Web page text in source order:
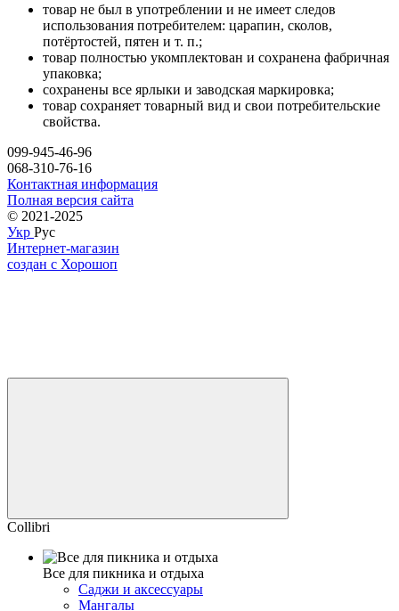
товар не был в употреблении и не имеет следов
использования потребителем: царапин, сколов,
потёртостей, пятен и т. п.;
товар полностью укомплектован и сохранена фабричная
упаковка;
сохранены все ярлыки и заводская маркировка;
товар сохраняет товарный вид и свои потребительские
свойства.
099-945-46-96
068-310-76-16
Контактная информация
Полная версия сайта
© 2021-2025
Укр Рус
Интернет-магазин
создан с Хорошоп
Collibri
Все для пикника и отдыха
Саджи и аксессуары
Мангалы